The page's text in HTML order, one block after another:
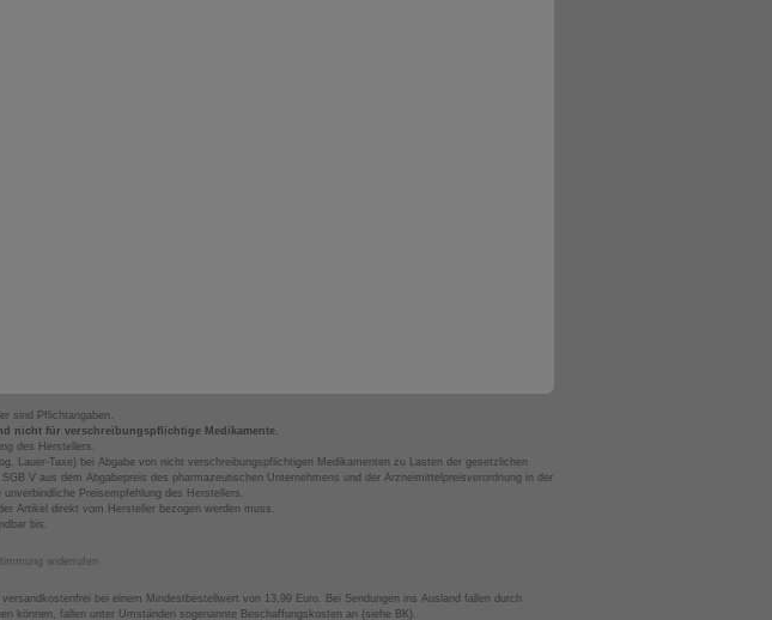
sind Pflichtangaben.
nicht für verschreibungspflichtige Medikamente.
des Herstellers.
Lauer-Taxe) bei Abgabe von nicht verschreibungspflichtigen Medikamenten zu Lasten der gesetzlichen
V aus dem Abgabepreis des pharmazeutischen Unternehmens und der Arzneimittelpreisverordnung in der
unverbindliche Preisempfehlung des Herstellers.
Artikel direkt vom Hersteller bezogen werden muss.
bis.
widerrufen
bei einem Mindestbestellwert von 13,99 Euro. Bei Sendungen ins Ausland fallen durch
können, fallen unter Umständen sogenannte Beschaffungskosten an (siehe BK).